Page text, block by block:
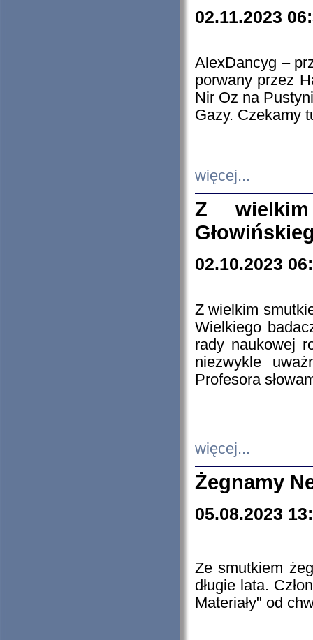
02.11.2023
AlexDancyg –
porwany przez
Nir Oz na
Gazy. Czekamy
więcej...
Z
02.10.2023
Z wielkim
Wielkiego
rady naukowej
niezwykle
Profesora
więcej...
Żegnamy
05.08.2023
Ze smutkiem
długie lata.
Materiały" od